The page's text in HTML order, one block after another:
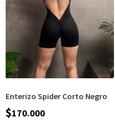
Enterizo Spider Corto Negro
$170.000